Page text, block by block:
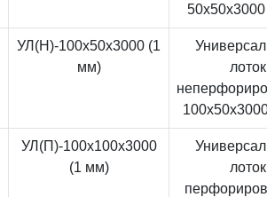
УЛ(Н)-100x50x3000 (1
мм)
лоток
УЛ(П)-100x100x3000
(1 мм)
лоток